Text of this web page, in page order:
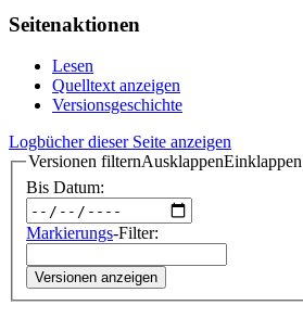
Seitenaktionen
Lesen
Quelltext anzeigen
Versionsgeschichte
Logbücher dieser Seite anzeigen
Versionen filternAusklappenEinklappen
Bis Datum:
Markierungs-Filter:
Versionen anzeigen